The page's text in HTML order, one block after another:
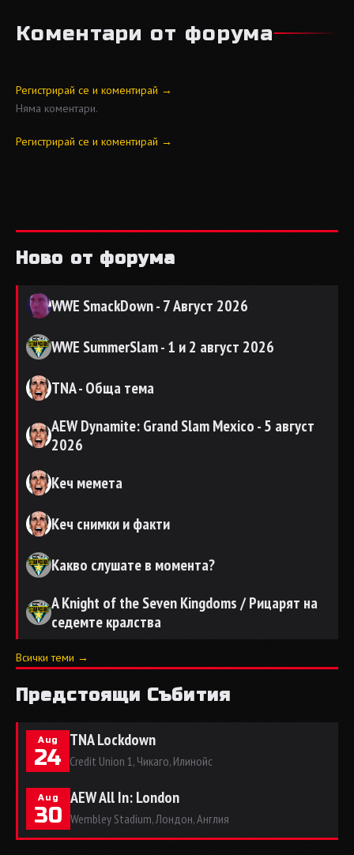
Коментари от форума
Регистрирай се и коментирай →
Няма коментари.
Регистрирай се и коментирай →
Ново от форума
WWE SmackDown - 7 Август 2026
WWE SummerSlam - 1 и 2 август 2026
TNA - Обща тема
AEW Dynamite: Grand Slam Mexico - 5 август
2026
Кеч мемета
Кеч снимки и факти
Какво слушате в момента?
A Knight of the Seven Kingdoms / Рицарят на
седемте кралства
Всички теми →
Предстоящи Събития
Aug
24
TNA Lockdown
Credit Union 1, Чикаго, Илинойс
Aug
30
AEW All In: London
Wembley Stadium, Лондон, Англия